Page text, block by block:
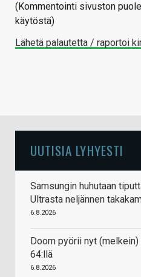
(Kommentointi sivuston
käytöstä)
Lähetä palautetta / raportoi
UUTISIA LYHYESTI
Samsungin huhutaan
Ultrasta neljännen
6.8.2026
Doom pyörii nyt
64:llä
6.8.2026